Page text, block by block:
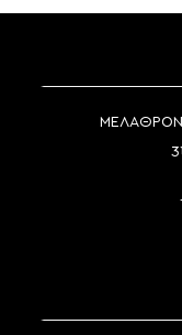
ΜΕΛΑΘΡΟΝ